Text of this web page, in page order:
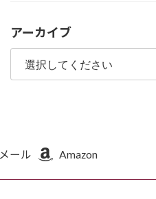
アーカイブ
メール Amazon